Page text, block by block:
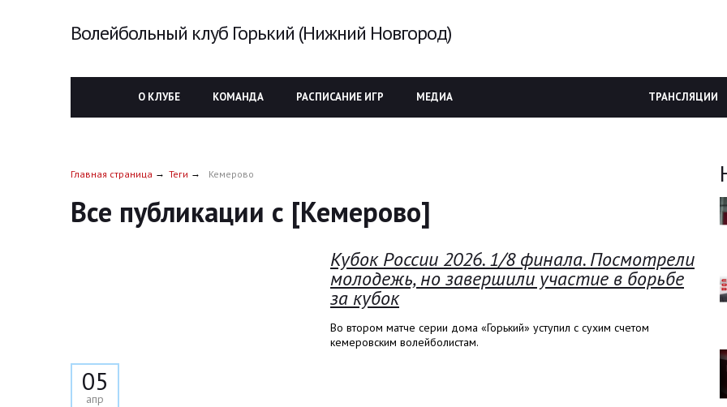
Волейбольный клуб Горький (Нижний Новгород)
О КЛУБЕ КОМАНДА РАСПИСАНИЕ ИГР МЕДИА ТРАНСЛЯЦИИ
Главная страница Теги Кемерово
Все публикации с [Кемерово]
05
апр
Кубок России 2026. 1/8 финала. Посмотрели
молодежь, но завершили участие в борьбе
за кубок
Во втором матче серии дома «Горький» уступил с сухим счетом
кемеровским волейболистам.